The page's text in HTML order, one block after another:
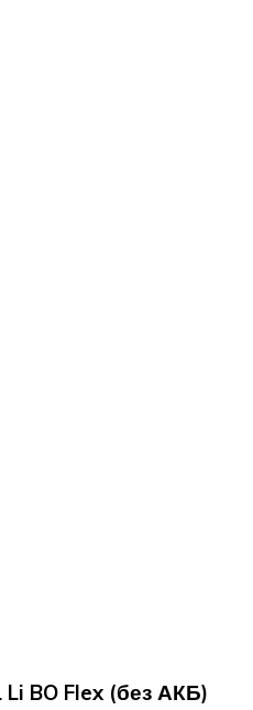
BO Flex (без АКБ)